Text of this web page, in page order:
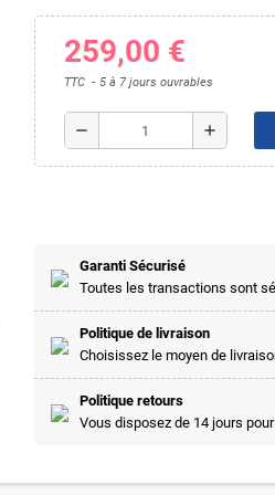
259,00 €
TTC 5 à 7 jours ouvrables
remove add
Garanti Sécurisé
Toutes les transactions sont
Politique de livraison
Choisissez le moyen de
Politique retours
Vous disposez de 14 jours